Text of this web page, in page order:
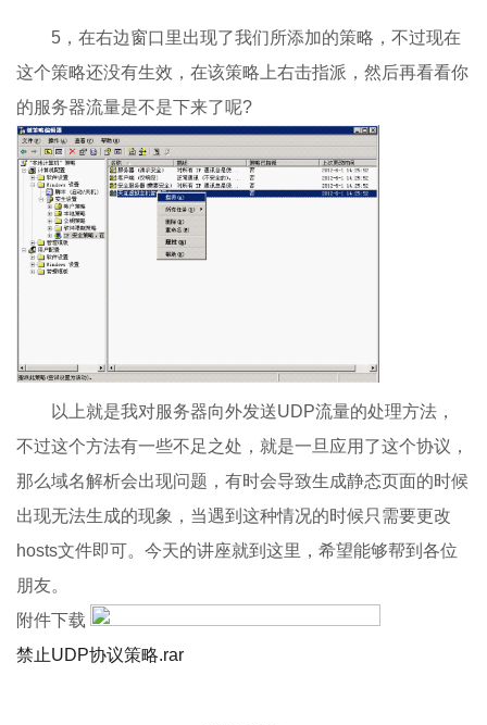
5，在右边窗口里出现了我们所添加的策略，不过现在
这个策略还没有生效，在该策略上右击指派，然后再看看你
的服务器流量是不是下来了呢?
以上就是我对服务器向外发送UDP流量的处理方法，
不过这个方法有一些不足之处，就是一旦应用了这个协议，
那么域名解析会出现问题，有时会导致生成静态页面的时候
出现无法生成的现象，当遇到这种情况的时候只需要更改
hosts文件即可。今天的讲座就到这里，希望能够帮到各位
朋友。
附件下载
禁止UDP协议策略.rar